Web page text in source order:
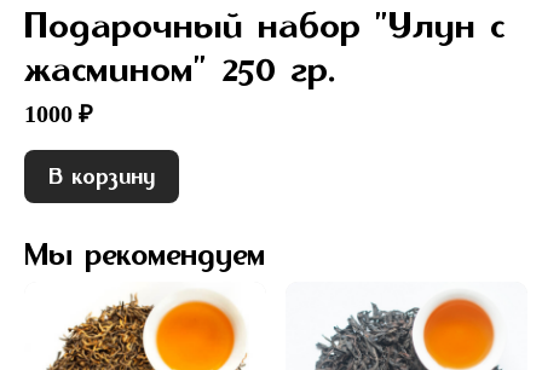
Подарочный набор "Улун с
жасмином" 250 гр.
1000 ₽
В корзину
Мы рекомендуем